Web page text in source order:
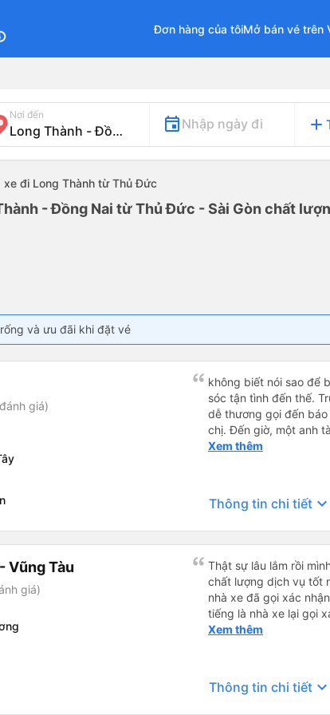
Đơn hàng của tôiMở bán vé trên
Nơi đến
Nhập ngày đi add
xe đi Long Thành từ Thủ Đức
- Đồng Nai từ Thủ Đức - Sài Gòn chất
và ưu đãi khi đặt vé
giá)
không biết nói sao để
sóc tận tình đến thế.
dễ thương gọi đến
chị. Đến giờ, một anh
ở chỗ nào e đến đón.
khác trên xe nhưng
Mình để ý lần nào gọi
nhỏ nhẹ đó đón
Xem thêm
Thông tin chi tiết keyboard_arrow_down
Vũng Tàu
giá)
Thật sự lâu lắm rồi
chất lượng dịch vụ tốt
nhà xe đã gọi xác
tiếng là nhà xe lại gọi
của bác tài và số xe.
Xem thêm
Thông tin chi tiết keyboard_arrow_down